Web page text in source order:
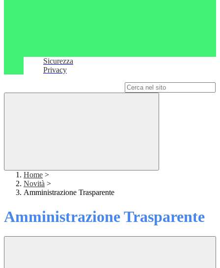
Sicurezza
Privacy
Home >
Novità >
Amministrazione Trasparente
Amministrazione Trasparente